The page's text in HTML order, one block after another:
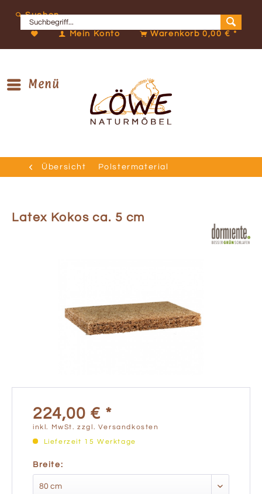
Suchen
Mein Konto Warenkorb0,00 € *
Menü
Übersicht Polstermaterial
Latex Kokos ca. 5 cm
224,00 € *
inkl. MwSt.zzgl. Versandkosten
Lieferzeit 15 Werktage
Breite: